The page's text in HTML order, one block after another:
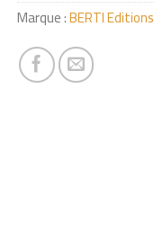
Marque :BERTI Editions